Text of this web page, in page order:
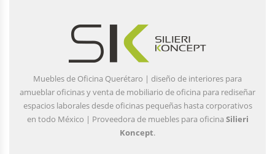
Muebles de Oficina Querétaro | diseño de interiores para
amueblar oficinas y venta de mobiliario de oficina para rediseñar
espacios laborales desde oficinas pequeñas hasta corporativos
en todo México | Proveedora de muebles para oficina Silieri
Koncept.